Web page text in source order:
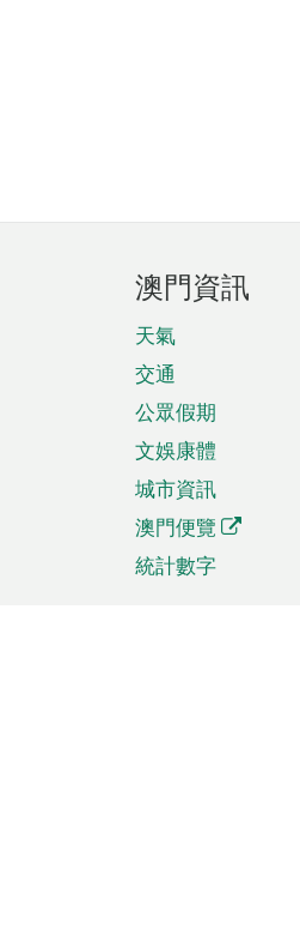
澳門資訊
天氣
交通
公眾假期
文娛康體
城市資訊
澳門便覽
統計數字